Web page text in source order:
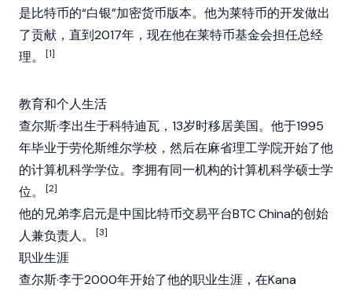
是比特币的“白银”加密货币版本。他为莱特币的开发做出
了贡献，直到2017年，现在他在莱特币基金会担任总经
理。
[1]
教育和个人生活
查尔斯·李出生于科特迪瓦，13岁时移居美国。他于1995
年毕业于劳伦斯维尔学校，然后在麻省理工学院开始了他
的计算机科学学位。李拥有同一机构的计算机科学硕士学
位。
[2]
他的兄弟李启元是中国比特币交易平台BTC China的创始
人兼负责人。
[3]
职业生涯
查尔斯·李于2000年开始了他的职业生涯，在Kana